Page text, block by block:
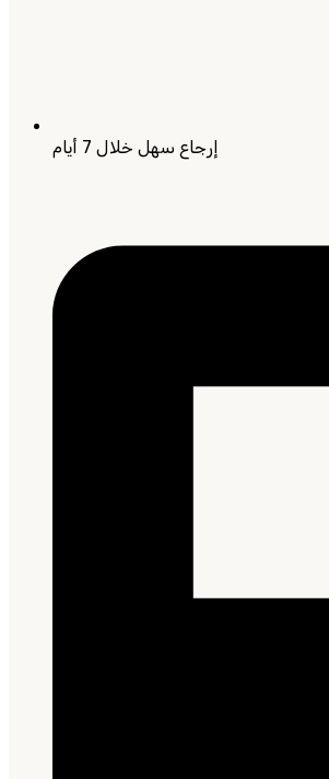
إرجاع سهل خلال 7 أيام